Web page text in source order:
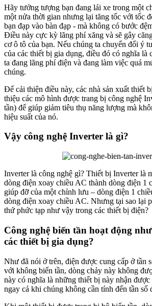
Hãy tưởng tượng bạn đang lái xe trong một
một nửa thời gian nhưng lại tăng tốc với tốc
bạn đạp vào bàn đạp - mà không có bước
Điều này cực kỳ lãng phí xăng và sẽ gây
cơ ô tô của bạn. Nếu chúng ta chuyển đổi ý
của các thiết bị gia dụng, điều đó có nghĩa là
ta đang lãng phí điện và đang làm việc quá
chúng.
Để cải thiện điều này, các nhà sản xuất thiết
thiệu các mô hình được trang bị công nghệ
tần) để giúp giảm tiêu thụ năng lượng mà
hiệu suất của nó.
Vậy công nghệ Inverter là gì?
Inverter là công nghệ gì? Thiết bị Inverter là
dòng điện xoay chiều AC thành dòng điện 1
giúp đỡ của một chỉnh lưu – dòng điện 1
dòng điện xoay chiều AC. Nhưng tại sao lại
thứ phức tạp như vậy trong các thiết bị điện?
Công nghệ biến tần hoạt động
các thiết bị gia dụng?
Như đã nói ở trên, điện được cung cấp ở tần
với không biến tần, dòng chảy này không
này có nghĩa là những thiết bị này nhận
ngay cả khi chúng không cần tính đến tần số